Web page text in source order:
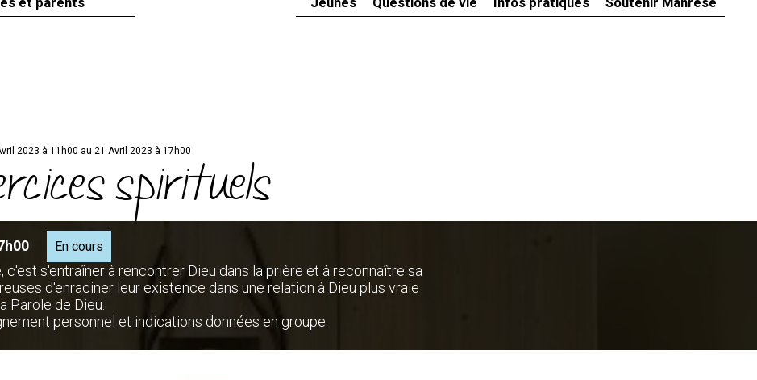
2023 à 11h00 au 21 Avril 2023 à 17h00
spirituels
En cours
s'entraîner à rencontrer Dieu dans la prière et à reconnaître sa
d'enraciner leur existence dans une relation à Dieu plus vraie
Parole de Dieu.
personnel et indications données en groupe.